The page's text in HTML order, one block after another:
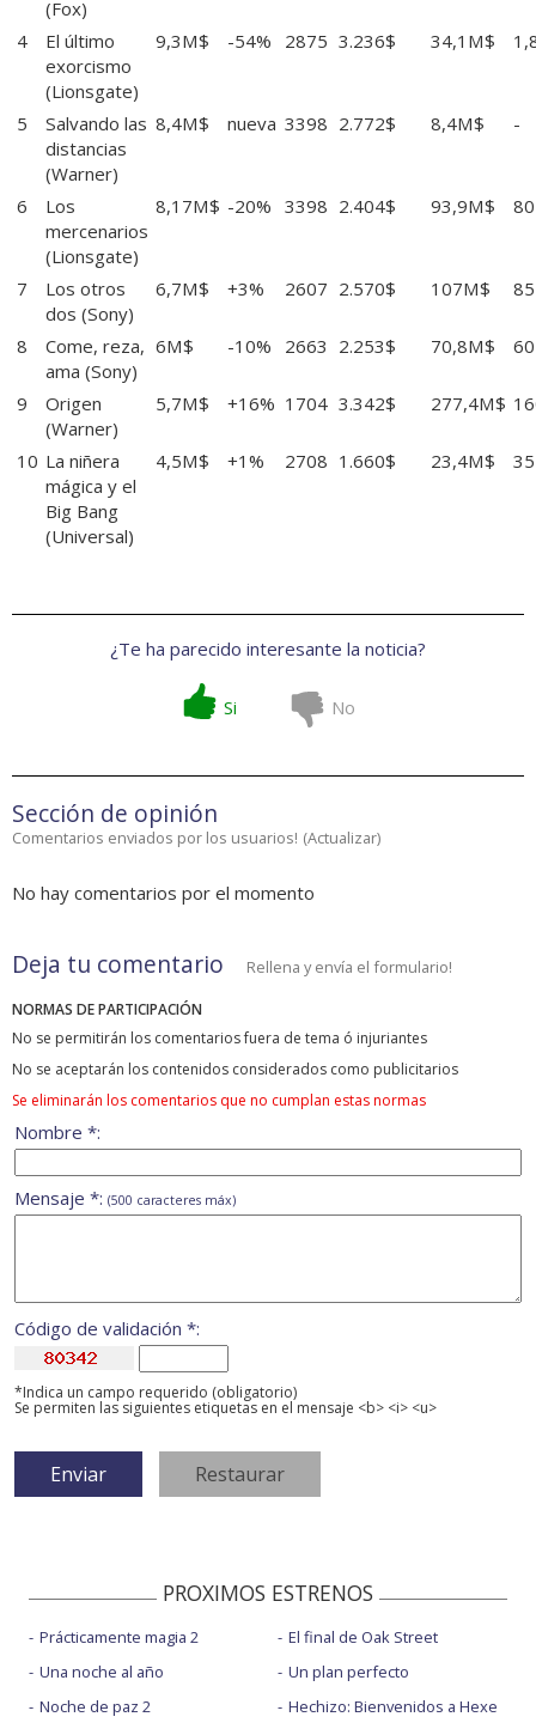
(Fox)
4
El último
exorcismo
(Lionsgate)
9,3M$ -54% 2875 3.236$ 34,1M$
5
Salvando las
distancias
(Warner)
8,4M$ nueva 3398 2.772$ 8,4M$ -
6
Los
mercenarios
(Lionsgate)
8,17M$ -20% 3398 2.404$ 93,9M$
7
Los otros
dos (Sony)
6,7M$ +3% 2607 2.570$ 107M$
8
Come, reza,
ama (Sony)
6M$ -10% 2663 2.253$ 70,8M$
9
Origen
(Warner)
5,7M$ +16% 1704 3.342$ 277,4M$
10 La niñera
mágica y el
Big Bang
(Universal)
4,5M$ +1% 2708 1.660$ 23,4M$
¿Te ha parecido interesante la noticia?
Si No
Sección de opinión
Comentarios enviados por los usuarios! (Actualizar)
No hay comentarios por el momento
Deja tu comentario Rellena y envía el formulario!
NORMAS DE PARTICIPACIÓN
No se permitirán los comentarios fuera de tema ó injuriantes
No se aceptarán los contenidos considerados como publicitarios
Se eliminarán los comentarios que no cumplan estas normas
Nombre *:
Mensaje *: (500 caracteres máx)
Código de validación *:
*Indica un campo requerido (obligatorio)
Se permiten las siguientes etiquetas en el mensaje <b> <i> <u>
PROXIMOS ESTRENOS
Prácticamente magia 2
Una noche al año
Noche de paz 2
El final de Oak Street
Un plan perfecto
Hechizo: Bienvenidos a Hexe